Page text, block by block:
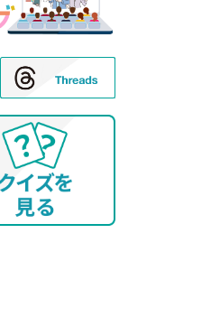
者を含む) 又はそれらの家族の方が
、および採用応募者が採用手続き
する個人情報 について
の入社及び雇用手続き
給与支払その他の労務管理
利用を行わず、またそのための措
タの安全管理のために、以下の措